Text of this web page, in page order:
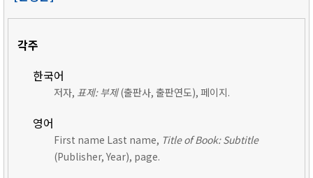
각주
한국어
저자, 표제: 부제(출판사, 출판연도), 페이지.
영어
First name Last name, Title of Book: Subtitle
(Publisher, Year), page.